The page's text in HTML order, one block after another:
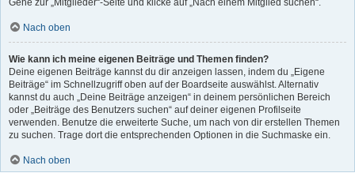
Gehe zur „Mitglieder“-Seite und klicke auf „Nach einem Mitglied suchen“.
Nach oben
Wie kann ich meine eigenen Beiträge und Themen finden?
Deine eigenen Beiträge kannst du dir anzeigen lassen, indem du „Eigene
Beiträge“ im Schnellzugriff oben auf der Boardseite auswählst. Alternativ
kannst du auch „Deine Beiträge anzeigen“ in deinem persönlichen Bereich
oder „Beiträge des Benutzers suchen“ auf deiner eigenen Profilseite
verwenden. Benutze die erweiterte Suche, um nach von dir erstellen Themen
zu suchen. Trage dort die entsprechenden Optionen in die Suchmaske ein.
Nach oben